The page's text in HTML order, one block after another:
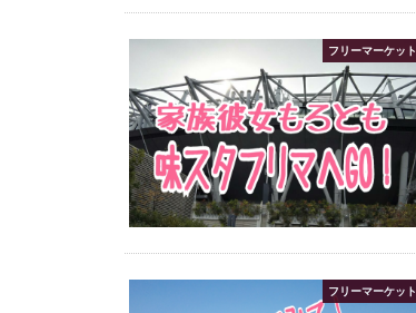
フリーマーケット
フリーマーケット